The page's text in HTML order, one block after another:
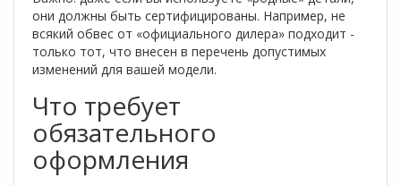
они должны быть сертифицированы. Например, не
всякий обвес от «официального дилера» подходит -
только тот, что внесен в перечень допустимых
изменений для вашей модели.
Что требует
обязательного
оформления